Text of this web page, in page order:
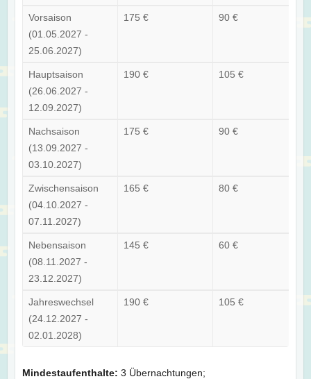
Vorsaison
(01.05.2027 -
25.06.2027)
175 € 90 €
Hauptsaison
(26.06.2027 -
12.09.2027)
190 € 105 €
Nachsaison
(13.09.2027 -
03.10.2027)
175 € 90 €
Zwischensaison
(04.10.2027 -
07.11.2027)
165 € 80 €
Nebensaison
(08.11.2027 -
23.12.2027)
145 € 60 €
Jahreswechsel
(24.12.2027 -
02.01.2028)
190 € 105 €
Mindestaufenthalte: 3 Übernachtungen;